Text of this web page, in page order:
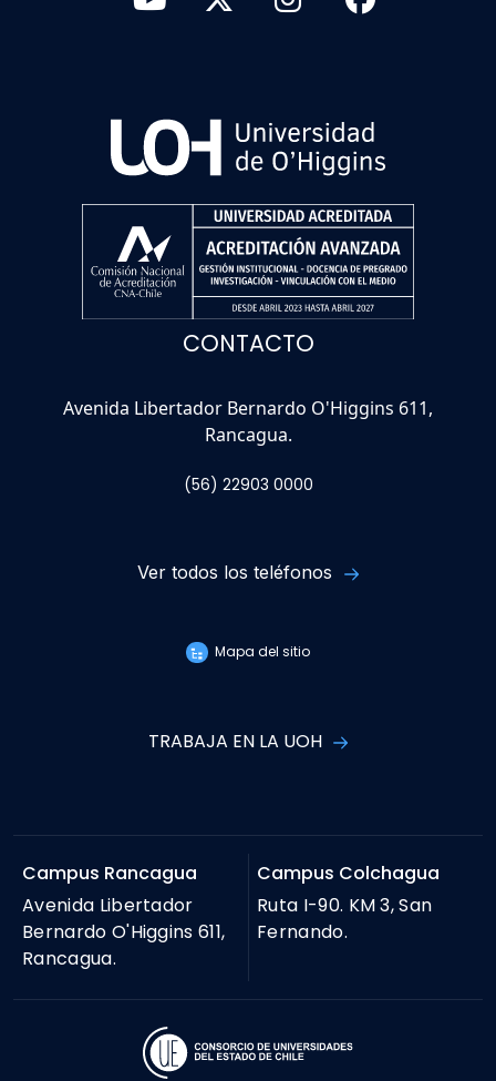
CONTACTO
Avenida Libertador Bernardo O'Higgins 611,
Rancagua.
(56) 22903 0000
Ver todos los teléfonos
Mapa del sitio
TRABAJA EN LA UOH
Campus Rancagua
Avenida Libertador
Bernardo O'Higgins 611,
Rancagua.
Campus Colchagua
Ruta I-90. KM 3, San
Fernando.